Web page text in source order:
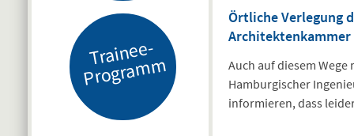
Tr
ai
n
e
e-
Pr
o
gr
a
m
m
Örtliche Verlegung
Architektenkammer
Auch auf diesem
Hamburgischer
informieren, dass